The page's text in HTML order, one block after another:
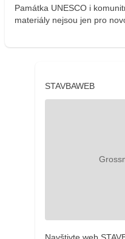
Památka UNESCO i
materiály nejsou jen pro
STAVBAWEB